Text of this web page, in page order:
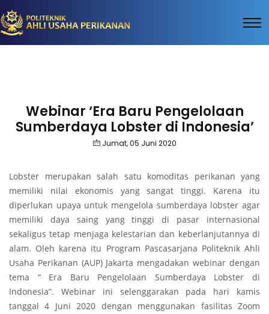
Webinar ‘Era Baru Pengelolaan
Sumberdaya Lobster di Indonesia’
Jumat, 05 Juni 2020
Lobster merupakan salah satu komoditas perikanan yang
memiliki nilai ekonomis yang sangat tinggi. Karena itu
diperlukan upaya untuk mengelola sumberdaya lobster agar
memiliki daya saing yang tinggi di pasar internasional
sekaligus tetap menjaga kelestarian dan keberlanjutannya di
alam. Oleh karena itu Program Pascasarjana Politeknik Ahli
Usaha Perikanan (AUP) Jakarta mengadakan webinar dengan
tema “ Era Baru Pengelolaan Sumberdaya Lobster di
Indonesia”. Webinar ini selenggarakan pada hari kamis
tanggal 4 Juni 2020 dengan menggunakan fasilitas Zoom